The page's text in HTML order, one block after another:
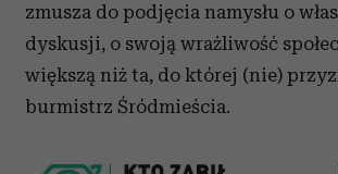
zmusza do podjęcia namysłu o
dyskusji, o swoją wrażliwość
większą niż ta, do której (nie)
burmistrz Śródmieścia.